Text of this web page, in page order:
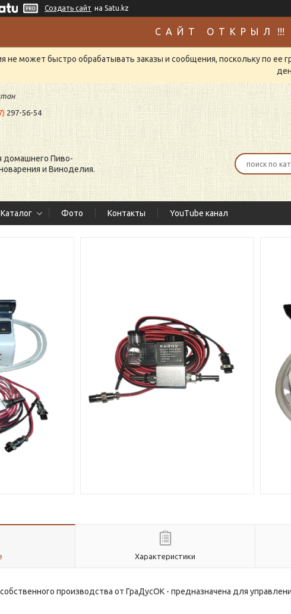
Создать сайт на Satu.kz
С А Й Т О Т К Р Ы Л !!!
не может быстро обрабатывать заказы и сообщения, поскольку по
297-56-54
домашнего Пиво-
и Виноделия.
Каталог Фото Контакты YouTube канал
Характеристики
производства от ГраДусОК - предназначена для